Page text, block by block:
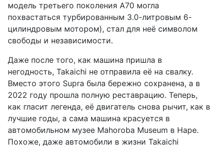
модель третьего поколения A70 могла
похвастаться турбированным 3.0-литровым 6-
цилиндровым мотором), стал для неё символом
свободы и независимости.
Даже после того, как машина пришла в
негодность, Takaichi не отправила её на свалку.
Вместо этого Supra была бережно сохранена, а в
2022 году прошла полную реставрацию. Теперь,
как гласит легенда, её двигатель снова рычит, как в
лучшие годы, а сама машина красуется в
автомобильном музее Mahoroba Museum в Наре.
Похоже, даже автомобили в жизни Takaichi